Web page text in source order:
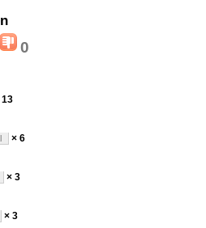
0
13
× 6
× 3
× 3